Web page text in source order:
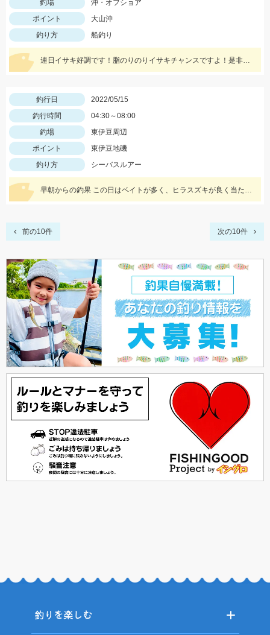
釣場
沖・オフショア
ポイント
大山沖
釣り方
船釣り
連日イサキ好調です！脂のりのりイサキチャンスですよ！是非どうぞ！
釣行日
2022/05/15
釣行時間
04:30～08:00
釣場
東伊豆周辺
ポイント
東伊豆地磯
釣り方
シーバスルアー
早朝からの釣果 この日はベイトが多く、ヒラスズキが良く当たった！
前の10件 次の10件
釣りを楽しむ